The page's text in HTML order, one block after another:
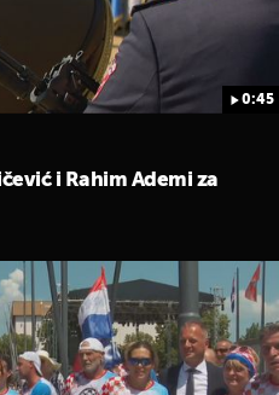
0:45
i Rahim Ademi za